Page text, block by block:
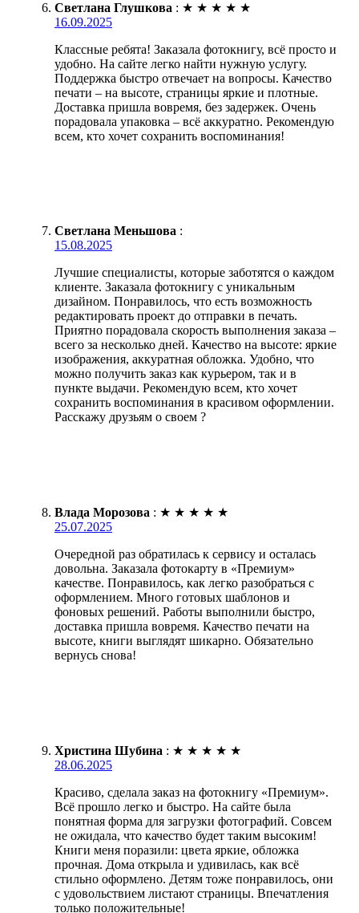
Светлана Глушкова : ★ ★ ★ ★ ★
16.09.2025
Классные ребята! Заказала фотокнигу, всё просто и
удобно. На сайте легко найти нужную услугу.
Поддержка быстро отвечает на вопросы. Качество
печати – на высоте, страницы яркие и плотные.
Доставка пришла вовремя, без задержек. Очень
порадовала упаковка – всё аккуратно. Рекомендую
всем, кто хочет сохранить воспоминания!
Светлана Меньшова :
15.08.2025
Лучшие специалисты, которые заботятся о каждом
клиенте. Заказала фотокнигу с уникальным
дизайном. Понравилось, что есть возможность
редактировать проект до отправки в печать.
Приятно порадовала скорость выполнения заказа –
всего за несколько дней. Качество на высоте: яркие
изображения, аккуратная обложка. Удобно, что
можно получить заказ как курьером, так и в
пункте выдачи. Рекомендую всем, кто хочет
сохранить воспоминания в красивом оформлении.
Расскажу друзьям о своем ?
Влада Морозова : ★ ★ ★ ★ ★
25.07.2025
Очередной раз обратилась к сервису и осталась
довольна. Заказала фотокарту в «Премиум»
качестве. Понравилось, как легко разобраться с
оформлением. Много готовых шаблонов и
фоновых решений. Работы выполнили быстро,
доставка пришла вовремя. Качество печати на
высоте, книги выглядят шикарно. Обязательно
вернусь снова!
Христина Шубина : ★ ★ ★ ★ ★
28.06.2025
Красиво, сделала заказ на фотокнигу «Премиум».
Всё прошло легко и быстро. На сайте была
понятная форма для загрузки фотографий. Совсем
не ожидала, что качество будет таким высоким!
Книги меня поразили: цвета яркие, обложка
прочная. Дома открыла и удивилась, как всё
стильно оформлено. Детям тоже понравилось, они
с удовольствием листают страницы. Впечатления
только положительные!